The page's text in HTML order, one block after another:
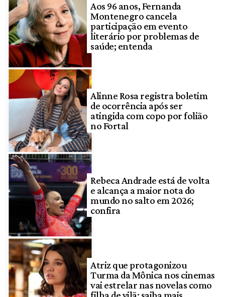
Aos 96 anos, Fernanda
Montenegro cancela
participação em evento
literário por problemas de
saúde; entenda
Alinne Rosa registra boletim
de ocorrência após ser
atingida com copo por folião
no Fortal
Rebeca Andrade está de volta
e alcança a maior nota do
mundo no salto em 2026;
confira
Atriz que protagonizou
Turma da Mônica nos cinemas
vai estrelar nas novelas como
filha de vilã; saiba mais